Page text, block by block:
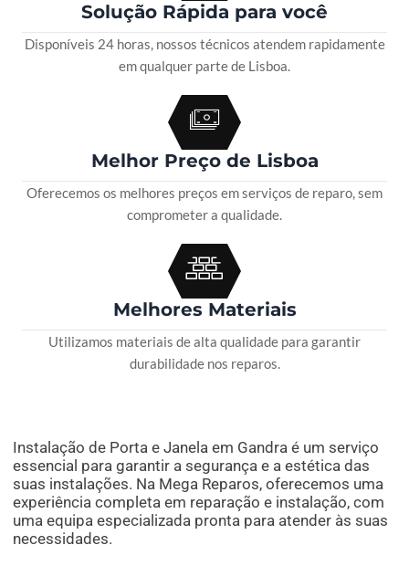
Solução Rápida para você
Disponíveis 24 horas, nossos técnicos atendem rapidamente
em qualquer parte de Lisboa.
Melhor Preço de Lisboa
Oferecemos os melhores preços em serviços de reparo, sem
comprometer a qualidade.
Melhores Materiais
Utilizamos materiais de alta qualidade para garantir
durabilidade nos reparos.
Instalação de Porta e Janela em Gandra é um serviço
essencial para garantir a segurança e a estética das
suas instalações. Na Mega Reparos, oferecemos uma
experiência completa em reparação e instalação, com
uma equipa especializada pronta para atender às suas
necessidades.